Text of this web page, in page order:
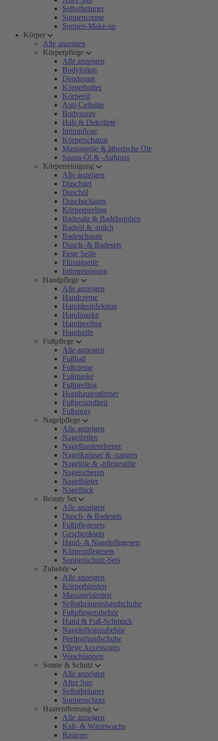
Selbstbräuner
Sonnencreme
Sonnen-Make-up
Körper
Alle anzeigen
Körperpflege
Alle anzeigen
Bodylotion
Deodorant
Körperbutter
Körperöl
Anti-Cellulite
Bodyspray
Hals & Dekolleté
Intimpflege
Körperschaum
Massageöle & ätherische Öle
Sauna-Öl & -Aufguss
Körperreinigung
Alle anzeigen
Duschgel
Duschöl
Duschschaum
Körperpeeling
Badesalz & Badebomben
Badeöl & -milch
Badeschaum
Dusch- & Badesets
Feste Seife
Flüssigseife
Intimreinigung
Handpflege
Alle anzeigen
Handcreme
Handdesinfektion
Handmaske
Handpeeling
Handseife
Fußpflege
Alle anzeigen
Fußbad
Fußcreme
Fußmaske
Fußpeeling
Hornhautentferner
Fußgesundheit
Fußspray
Nagelpflege
Alle anzeigen
Nagelfeilen
Nagelhautentferner
Nagelknipser & -zangen
Nagelöle & -pflegestifte
Nagelscheren
Nagelhärter
Nagellack
Beauty Set
Alle anzeigen
Dusch- & Badesets
Fußpflegesets
Geschenksets
Hand- & Nagelpflegesets
Körperpflegesets
Sonnenschutz-Sets
Zubehör
Alle anzeigen
Körperbürsten
Massagebürsten
Selbstbräungshandschuhe
Fußpflegezubehör
Hand & Fuß-Schmuck
Nagelpflegezubehör
Peelinghandschuhe
Pflege Accessoires
Waschlappen
Sonne & Schutz
Alle anzeigen
After Sun
Selbstbräuner
Sonnenschutz
Haarentfernung
Alle anzeigen
Kalt- & Warmwachs
Rasierer